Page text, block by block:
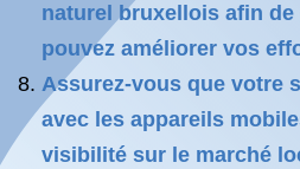
naturel bruxellois afin
pouvez améliorer vos
Assurez-vous que votre
avec les appareils
visibilité sur le marché